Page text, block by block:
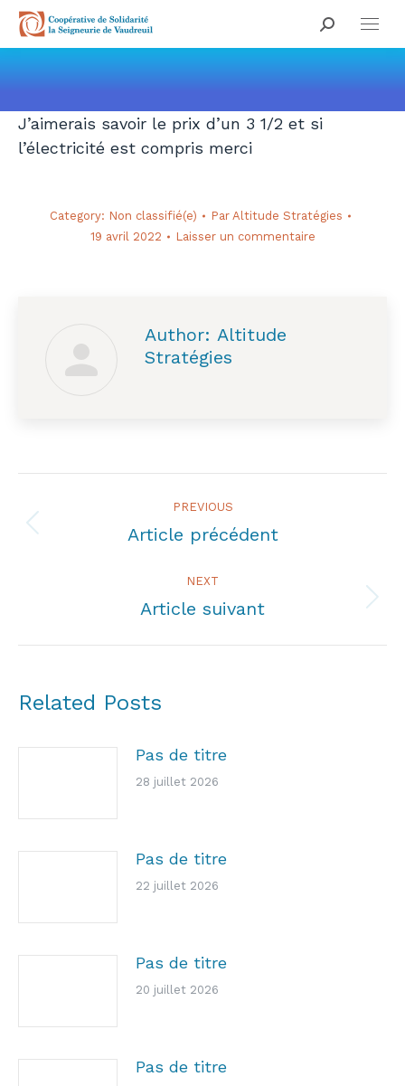
Search:
Vous êtes ici :
J’aimerais savoir le prix d’un 3 1/2 et si
l’électricité est compris merci
Category: Non classifié(e) Par Altitude Stratégies
19 avril 2022
Laisser un commentaire
Author: Altitude
Stratégies
navigation
PREVIOUS
Previous
Article précédent
NEXT
Next
Article suivant
Related Posts
Pas de titre
28 juillet 2026
Pas de titre
22 juillet 2026
Pas de titre
20 juillet 2026
Pas de titre